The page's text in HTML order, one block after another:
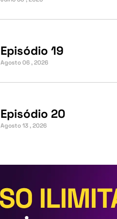
Episódio 19
Agosto 06 , 2026
Episódio 20
Agosto 13 , 2026